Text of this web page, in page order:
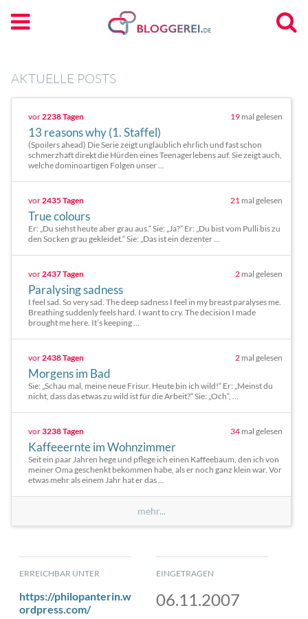
AKTUELLE POSTS
vor2238 Tagen 19 mal gelesen
13 reasons why (1. Staffel)
(Spoilers ahead) Die Serie zeigt unglaublich ehrlich und fast schon
schmerzhaft direkt die Hürden eines Teenagerlebens auf. Sie zeigt auch,
welche dominoartigen Folgen unser ...
vor2435 Tagen 21 mal gelesen
True colours
Er: „Du siehst heute aber grau aus.“ Sie: „Ja?“ Er: „Du bist vom Pulli bis zu
den Socken grau gekleidet.“ Sie: „Das ist ein dezenter ...
vor2437 Tagen 2 mal gelesen
Paralysing sadness
I feel sad. So very sad. The deep sadness I feel in my breast paralyses me.
Breathing suddenly feels hard. I want to cry. The decision I made
brought me here. It’s keeping ...
vor2438 Tagen 2 mal gelesen
Morgens im Bad
Sie: „Schau mal, meine neue Frisur. Heute bin ich wild!“ Er: „Meinst du
nicht, dass das etwas zu wild ist für die Arbeit?“ Sie: „Och“, ...
vor3238 Tagen 34 mal gelesen
Kaffeeernte im Wohnzimmer
Seit ein paar Jahren hege und pflege ich einen Kaffeebaum, den ich von
meiner Oma geschenkt bekommen habe, als er noch ganz klein war. Vor
etwas mehr als einem Jahr hat er das ...
mehr...
ERREICHBAR UNTER
https://philopanterin.w
ordpress.com/
EINGETRAGEN
06.11.2007